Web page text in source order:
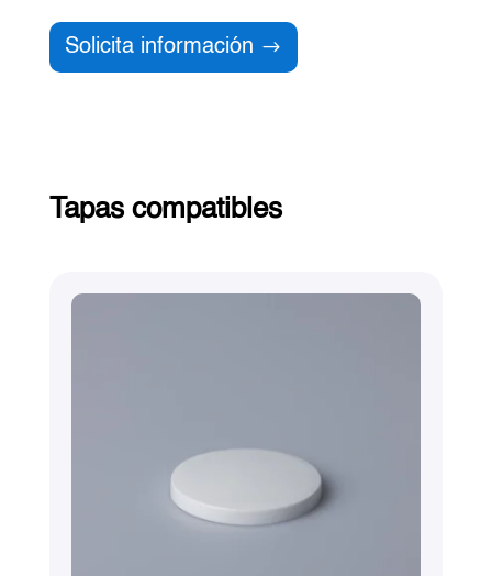
Solicita información
Tapas compatibles